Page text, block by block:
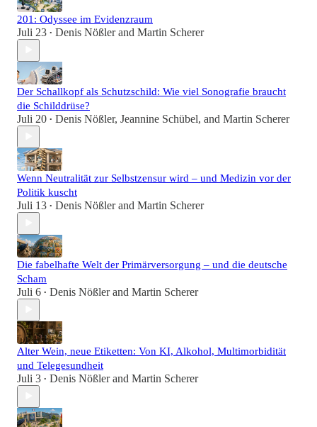
201: Odyssee im Evidenzraum
Juli 23 • Denis Nößlerand Martin Scherer
Der Schallkopf als Schutzschild: Wie viel Sonografie braucht
die Schilddrüse?
Juli 20 • Denis Nößler, Jeannine Schübel, and Martin Scherer
Wenn Neutralität zur Selbstzensur wird – und Medizin vor der
Politik kuscht
Juli 13 • Denis Nößlerand Martin Scherer
Die fabelhafte Welt der Primärversorgung – und die deutsche
Scham
Juli 6 • Denis Nößlerand Martin Scherer
Alter Wein, neue Etiketten: Von KI, Alkohol, Multimorbidität
und Telegesundheit
Juli 3 • Denis Nößlerand Martin Scherer